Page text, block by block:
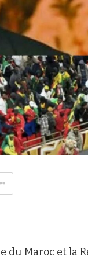
du Maroc et la